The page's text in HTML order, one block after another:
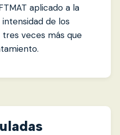
aplicado a la
de los
tres veces más que